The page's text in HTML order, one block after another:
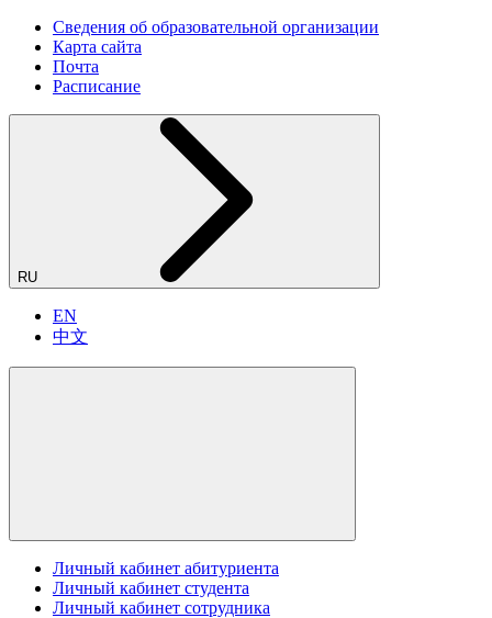
Сведения об образовательной организации
Карта сайта
Почта
Расписание
RU
EN
中文
Личный кабинет абитуриента
Личный кабинет студента
Личный кабинет сотрудника